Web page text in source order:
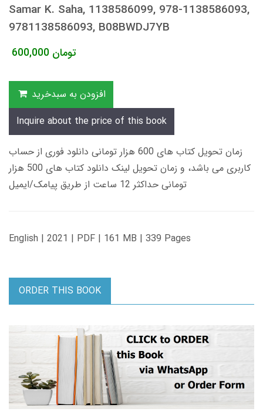
Samar K. Saha, 1138586099, 978-1138586093,
9781138586093, B08BWDJ7YB
600,000 تومان
افزودن به سبدخرید
Inquire about the price of this book
زمان تحویل کتاب های 600 هزار تومانی دانلود فوری از حساب
کاربری می باشد، و زمان تحویل لینک دانلود کتاب های 500 هزار
تومانی حداکثر 12 ساعت از طریق پیامک/ایمیل
English | 2021 | PDF | 161 MB | 339 Pages
ORDER THIS BOOK